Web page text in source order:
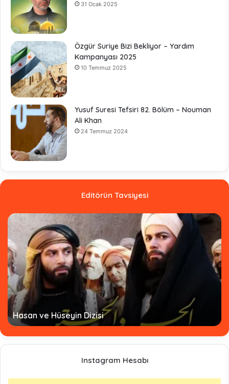
31 Ocak 2025
Özgür Suriye Bizi Bekliyor – Yardım
Kampanyası 2025
10 Temmuz 2025
Yusuf Suresi Tefsiri 82. Bölüm – Nouman
Ali Khan
24 Temmuz 2024
Editörün Tavsiyesi
Hasan ve Hüseyin Dizisi
Instagram Hesabı